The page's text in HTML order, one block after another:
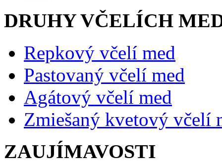
DRUHY VČELÍCH
Repkový včelí med
Pastovaný včelí med
Agátový včelí med
Zmiešaný kvetový včelí
ZAUJÍMAVOSTI